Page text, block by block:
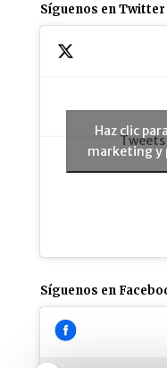
Síguenos en Twitter
Haz clic
marketing y
Síguenos en